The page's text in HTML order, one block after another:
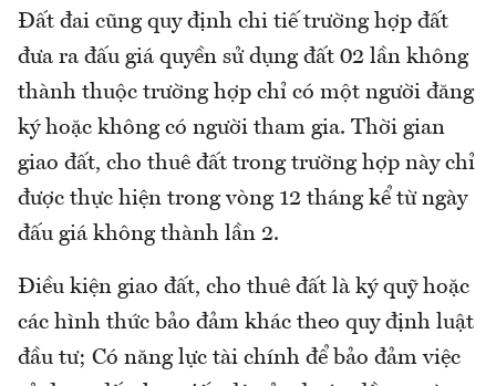
Đất đai cũng quy định chi tiế trường hợp đất
đưa ra đấu giá quyền sử dụng đất 02 lần không
thành thuộc trường hợp chỉ có một người đăng
ký hoặc không có người tham gia. Thời gian
giao đất, cho thuê đất trong trường hợp này chỉ
được thực hiện trong vòng 12 tháng kể từ ngày
đấu giá không thành lần 2.
Điều kiện giao đất, cho thuê đất là ký quỹ hoặc
các hình thức bảo đảm khác theo quy định luật
đầu tư; Có năng lực tài chính để bảo đảm việc